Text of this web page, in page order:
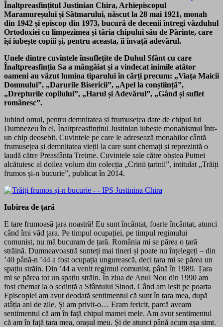
Înaltpreasfințitul Justinian Chira, Arhiepiscopul
Maramureșului și Sătmarului, născut la 28 mai 1921, monah
din 1942 și episcop din 1973, bucură de decenii întregi văzduhul
Ortodoxiei cu limpezimea și tăria chipului său de Părinte, care
își iubește copiii și, pentru aceasta, îi învață adevărul.
Unele dintre cuvintele însuflețite de Duhul Sfânt cu care
Înaltpreasfinția Sa a mângâiat și a vindecat inimile atâtor
oameni au văzut lumina tiparului în cărți precum: „Viața Maicii
Domnului”, „Darurile Bisericii”, „Apel la conștiință”,
„Drepturile copilului”, „Harul și Adevărul”, „Gând și suflet
românesc”.
Iubind omul, pentru demnitatea și frumusețea date de chipul lui
Dumnezeu în el, Înaltpreasfințitul Justinian iubește monahismul într-
un chip deosebit. Cuvintele pe care le adresează monahilor cântă
frumusețea și demnitatea vieții la care sunt chemați și reprezintă o
laudă către Preasfânta Treime. Cuvintele sale către obștea Putnei
alcătuiesc al doilea volum din colecția „Crinii țarinii”, intitulat „Trăiți
frumos și-n bucurie”, publicat în 2014.
Iubirea de țară
E tare frumoasă țara noastră! Eu sunt încântat, foarte încântat, atunci
când îmi văd țara. Pe timpul ocupației, pe timpul regimului
comunist, nu mă bucuram de țară. România mi se părea o țară
străină. Dumneavoastră sunteți mai tineri și poate nu înțelegeți – din
’40 până-n ’44 a fost ocupația ungurească, deci țara mi se părea un
spațiu străin. Din ’44 a venit regimul comunist, până în 1989. Țara
mi se părea tot un spațiu străin. În ziua de Anul Nou din 1990 am
fost chemat la o ședință a Sfântului Sinod. Când am ieșit pe poarta
Episcopiei am avut deodată sentimentul că sunt în țara mea, după
atâția ani de zile. Și am privit-o… Eram fericit, parcă aveam
sentimentul că am în față chipul mamei mele. Am avut sentimentul
că am în față țara mea, orașul meu. Și de atunci până acum așa simt.